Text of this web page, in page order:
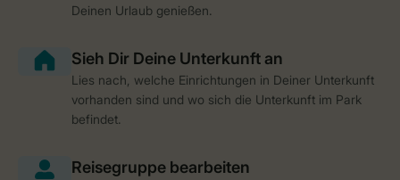
Deinen Urlaub genießen.
Lies nach, welche Einrichtungen in Deiner Unterkunft
vorhanden sind und wo sich die Unterkunft im Park
befindet.